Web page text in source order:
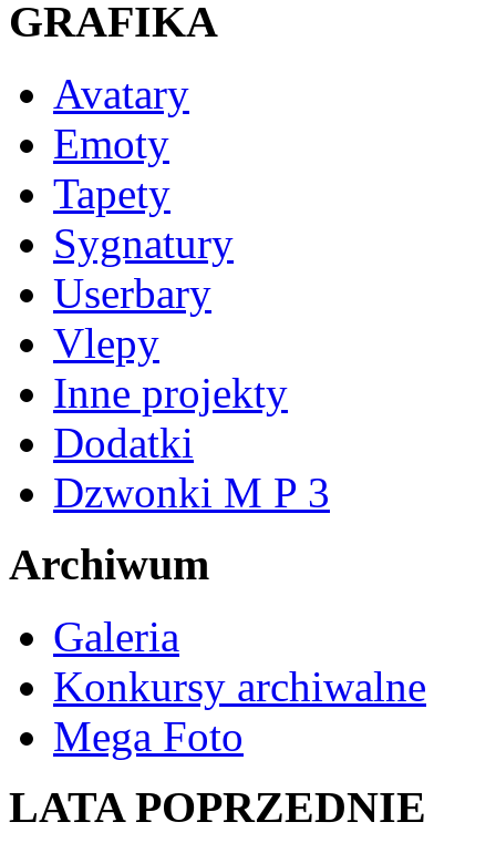
GRAFIKA
Avatary
Emoty
Tapety
Sygnatury
Userbary
Vlepy
Inne projekty
Dodatki
Dzwonki M P 3
Archiwum
Galeria
Konkursy archiwalne
Mega Foto
LATA POPRZEDNIE